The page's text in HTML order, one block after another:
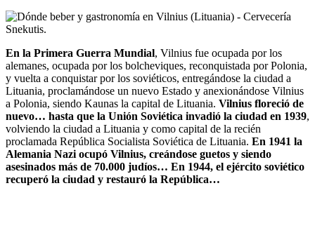
En la Primera Guerra Mundial, Vilnius fue ocupada por los
alemanes, ocupada por los bolcheviques, reconquistada por Polonia,
y vuelta a conquistar por los soviéticos, entregándose la ciudad a
Lituania, proclamándose un nuevo Estado y anexionándose Vilnius
a Polonia, siendo Kaunas la capital de Lituania. Vilnius floreció de
nuevo… hasta que la Unión Soviética invadió la ciudad en 1939,
volviendo la ciudad a Lituania y como capital de la recién
proclamada República Socialista Soviética de Lituania. En 1941 la
Alemania Nazi ocupó Vilnius, creándose guetos y siendo
asesinados más de 70.000 judíos… En 1944, el ejército soviético
recuperó la ciudad y restauró la República…